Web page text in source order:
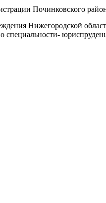
Починковского
Нижегородской
специальности-